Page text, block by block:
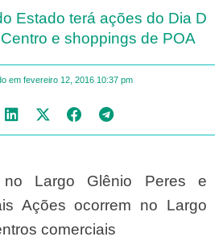
Estado terá ações do Dia D
e shoppings de POA
em fevereiro 12, 2016 10:37 pm
Ações ocorrem no Largo
comerciais